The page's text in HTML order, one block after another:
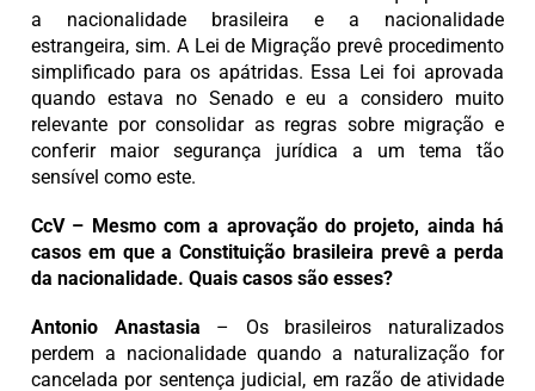
a nacionalidade brasileira e a nacionalidade
estrangeira, sim. A Lei de Migração prevê procedimento
simplificado para os apátridas. Essa Lei foi aprovada
quando estava no Senado e eu a considero muito
relevante por consolidar as regras sobre migração e
conferir maior segurança jurídica a um tema tão
sensível como este.
CcV – Mesmo com a aprovação do projeto, ainda há
casos em que a Constituição brasileira prevê a perda
da nacionalidade. Quais casos são esses?
Antonio Anastasia – Os brasileiros naturalizados
perdem a nacionalidade quando a naturalização for
cancelada por sentença judicial, em razão de atividade